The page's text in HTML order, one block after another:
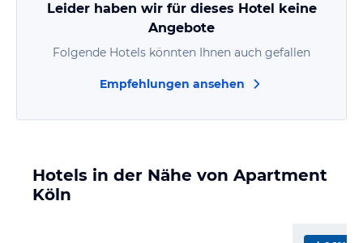
Leider haben wir für dieses Hotel keine
Angebote
Folgende Hotels könnten Ihnen auch gefallen
Empfehlungen ansehen
Hotels in der Nähe von Apartment
Köln